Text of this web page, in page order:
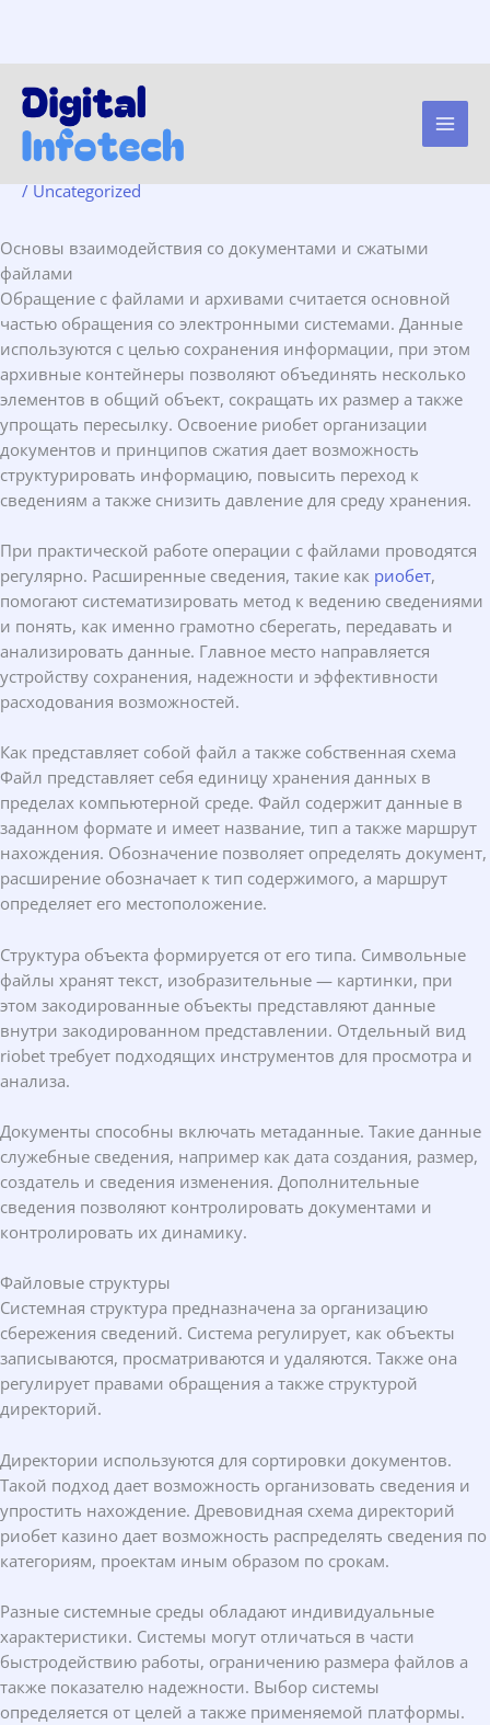
content
Основы взаимодействия со
документами и сжатыми
файлами
/Uncategorized
Основы взаимодействия со документами и сжатыми
файлами
Обращение с файлами и архивами считается основной
частью обращения со электронными системами. Данные
используются с целью сохранения информации, при этом
архивные контейнеры позволяют объединять несколько
элементов в общий объект, сокращать их размер а также
упрощать пересылку. Освоение риобет организации
документов и принципов сжатия дает возможность
структурировать информацию, повысить переход к
сведениям а также снизить давление для среду хранения.
При практической работе операции с файлами проводятся
регулярно. Расширенные сведения, такие как риобет,
помогают систематизировать метод к ведению сведениями
и понять, как именно грамотно сберегать, передавать и
анализировать данные. Главное место направляется
устройству сохранения, надежности и эффективности
расходования возможностей.
Как представляет собой файл а также собственная схема
Файл представляет себя единицу хранения данных в
пределах компьютерной среде. Файл содержит данные в
заданном формате и имеет название, тип а также маршрут
нахождения. Обозначение позволяет определять документ,
расширение обозначает к тип содержимого, а маршрут
определяет его местоположение.
Структура объекта формируется от его типа. Символьные
файлы хранят текст, изобразительные — картинки, при
этом закодированные объекты представляют данные
внутри закодированном представлении. Отдельный вид
riobet требует подходящих инструментов для просмотра и
анализа.
Документы способны включать метаданные. Такие данные
служебные сведения, например как дата создания, размер,
создатель и сведения изменения. Дополнительные
сведения позволяют контролировать документами и
контролировать их динамику.
Файловые структуры
Системная структура предназначена за организацию
сбережения сведений. Система регулирует, как объекты
записываются, просматриваются и удаляются. Также она
регулирует правами обращения а также структурой
директорий.
Директории используются для сортировки документов.
Такой подход дает возможность организовать сведения и
упростить нахождение. Древовидная схема директорий
риобет казино дает возможность распределять сведения по
категориям, проектам иным образом по срокам.
Разные системные среды обладают индивидуальные
характеристики. Системы могут отличаться в части
быстродействию работы, ограничению размера файлов а
также показателю надежности. Выбор системы
определяется от целей а также применяемой платформы.